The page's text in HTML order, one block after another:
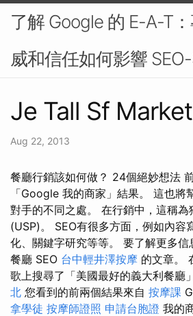
了解 Google 的 E-A-T
威和信任如何影響
Je Tall Sf
Aug 22, 2013
餐廳行銷該如何做？ 24個絕妙想法
「Google 我的商家」結果。 這也將
對手的不同之處。 在行銷中，這稱為
(USP)。 SEO有很多方面，例如內容
化、關鍵字研究等等。 要了解更多信
餐廳 SEO 台中輕井澤按摩 的文章。
歌上搜尋了「美國最好的義大利餐廳
北 您看到的前兩個結果來自 按摩課
拿學徒 按摩師證照 申請台胞證 我的